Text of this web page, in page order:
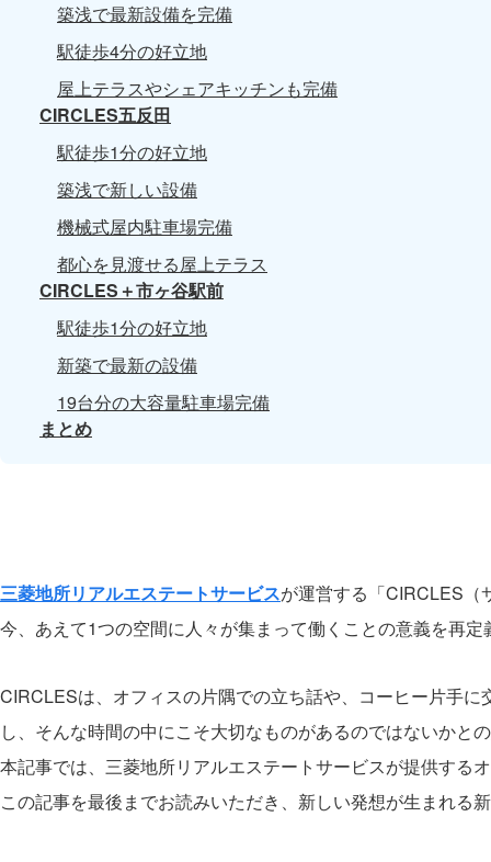
築浅で最新設備を完備
駅徒歩4分の好立地
屋上テラスやシェアキッチンも完備
CIRCLES五反田
駅徒歩1分の好立地
築浅で新しい設備
機械式屋内駐車場完備
都心を見渡せる屋上テラス
CIRCLES＋市ヶ谷駅前
駅徒歩1分の好立地
新築で最新の設備
19台分の大容量駐車場完備
まとめ
三菱地所リアルエステートサービスが運営する「CIRCLES（
今、あえて1つの空間に人々が集まって働くことの意義を再
CIRCLESは、オフィスの片隅での立ち話や、コーヒー片手
し、そんな時間の中にこそ大切なものがあるのではないかと
本記事では、三菱地所リアルエステートサービスが提供する
この記事を最後までお読みいただき、新しい発想が生まれる